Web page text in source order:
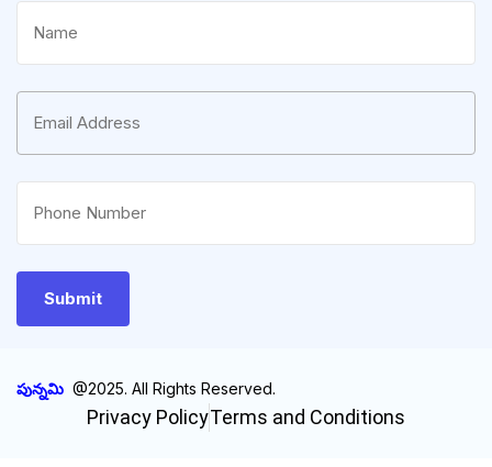
పున్నమి @2025. All Rights Reserved.
Privacy PolicyTerms and Conditions